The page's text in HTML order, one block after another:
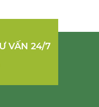
VẤN 24/7